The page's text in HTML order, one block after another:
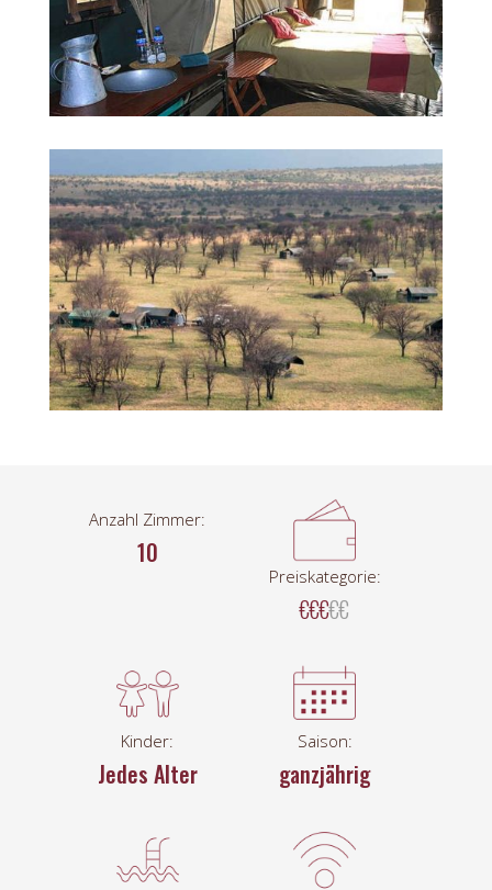
Anzahl Zimmer:
10
Preiskategorie:
€€€€€
Kinder:
Jedes Alter
Saison:
ganzjährig